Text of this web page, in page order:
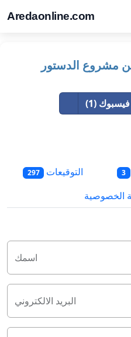
Aredaonline.com
تثبيت الفصل 27 من مشروع الدستور
(1)
3 التوقيعات 297
الخصوصية
اسمك
البريد الالكتروني